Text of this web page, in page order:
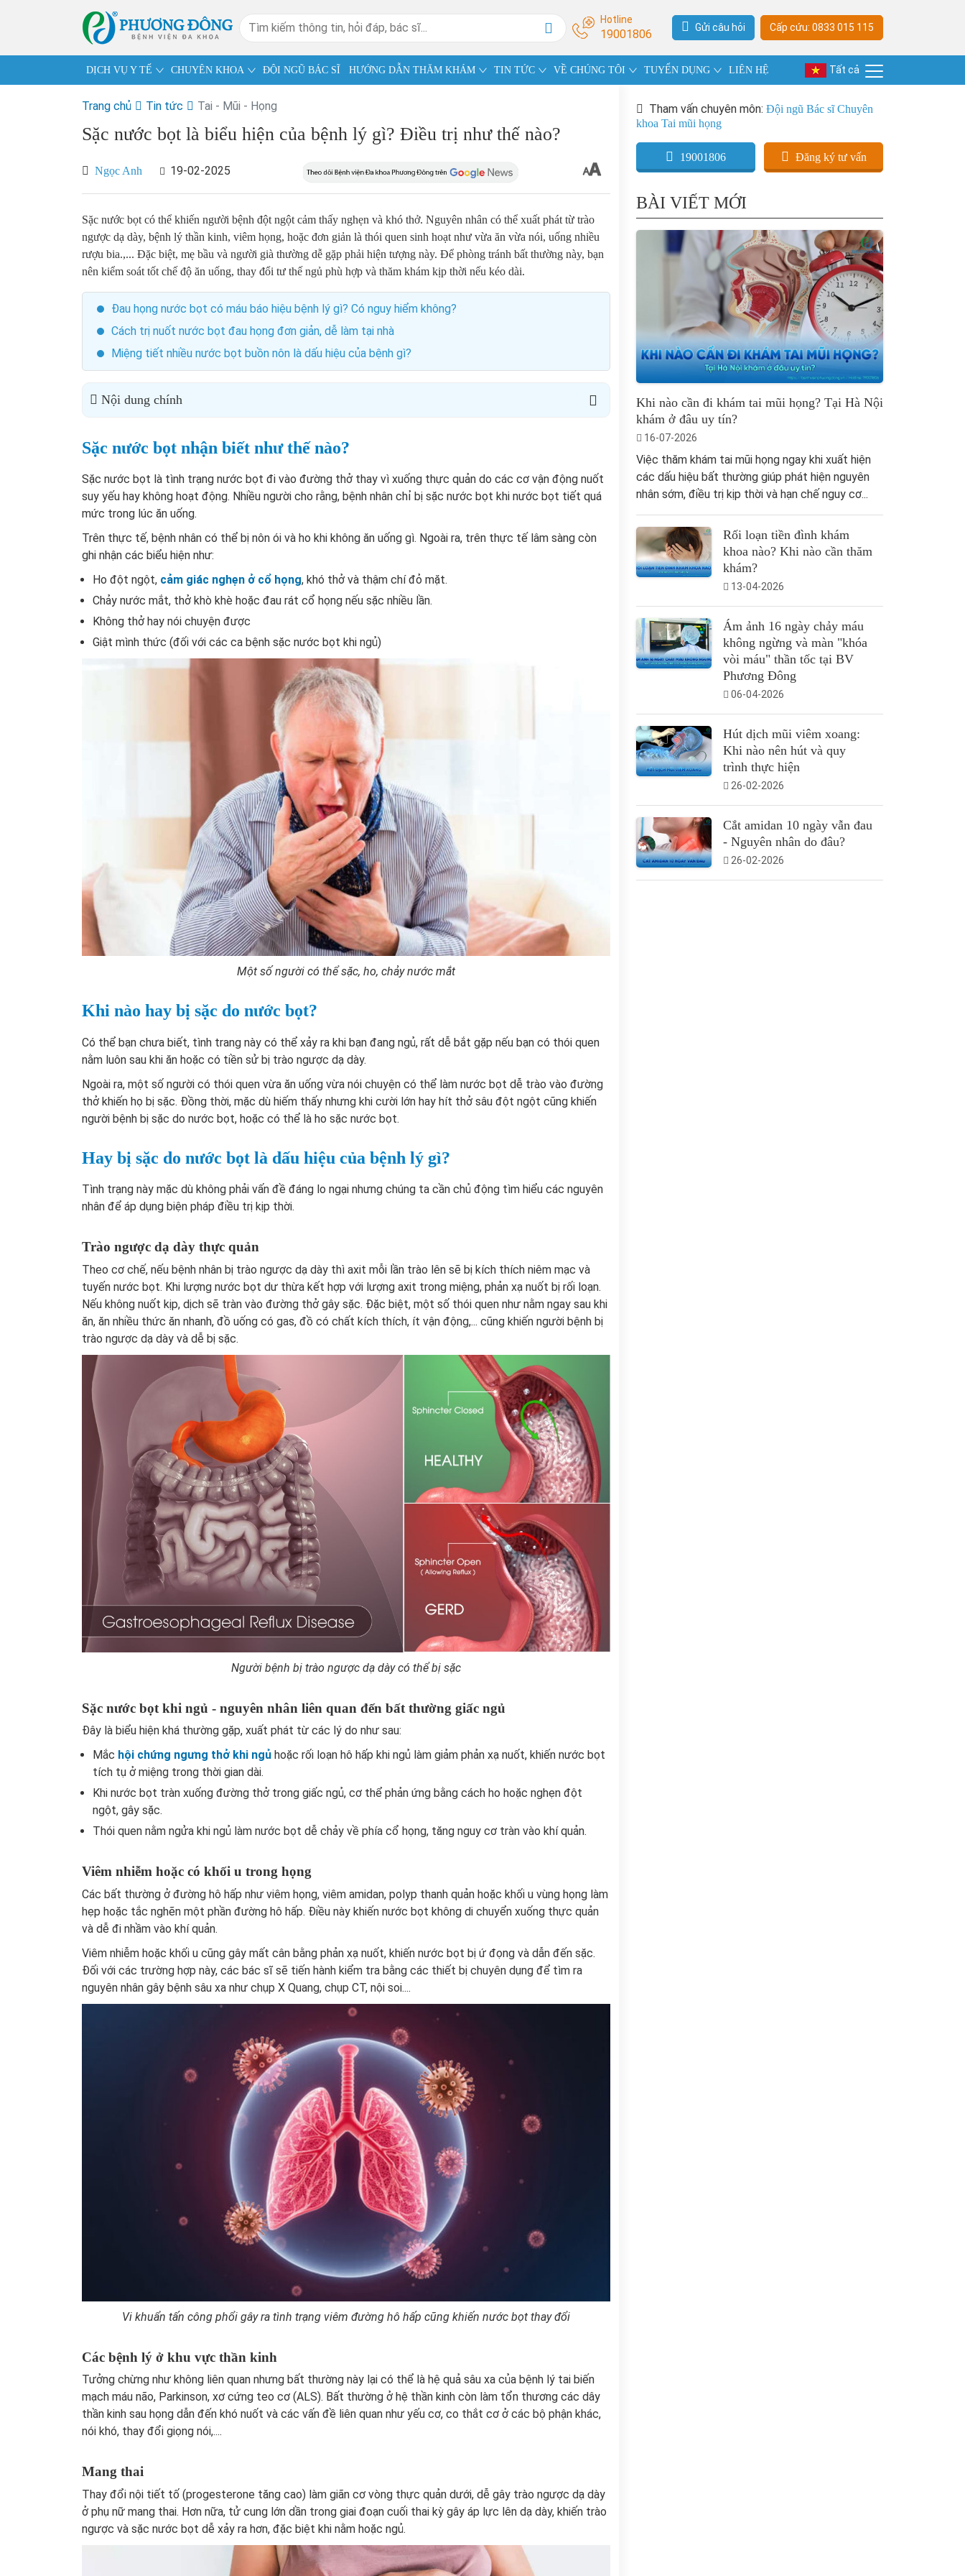
Hotline
19001806 Gửi câu hỏi Cấp cứu: 0833 015 115
DỊCH VỤ Y TẾ CHUYÊN KHOA ĐỘI NGŨ BÁC SĨ HƯỚNG DẪN THĂM KHÁM TIN TỨC VỀ CHÚNG TÔI TUYỂN DỤNG LIÊN HỆ Tất cả
Trang chủ Tin tức Tai - Mũi - Họng
Sặc nước bọt là biểu hiện của bệnh lý gì? Điều trị như thế nào?
Ngọc Anh 19-02-2025
Sặc nước bọt có thể khiến người bệnh đột ngột cảm thấy nghẹn và khó thở. Nguyên nhân có thể xuất phát từ trào
ngược dạ dày, bệnh lý thần kinh, viêm họng, hoặc đơn giản là thói quen sinh hoạt như vừa ăn vừa nói, uống nhiều
rượu bia.,... Đặc biệt, mẹ bầu và người già thường dễ gặp phải hiện tượng này. Để phòng tránh bất thường này, bạn
nên kiểm soát tốt chế độ ăn uống, thay đổi tư thế ngủ phù hợp và thăm khám kịp thời nếu kéo dài.
Đau họng nước bọt có máu báo hiệu bệnh lý gì? Có nguy hiểm không?
Cách trị nuốt nước bọt đau họng đơn giản, dễ làm tại nhà
Miệng tiết nhiều nước bọt buồn nôn là dấu hiệu của bệnh gì?
Nội dung chính
Sặc nước bọt nhận biết như thế nào?
Sặc nước bọt là tình trạng nước bọt đi vào đường thở thay vì xuống thực quản do các cơ vận động nuốt
suy yếu hay không hoạt động. Nhiều người cho rằng, bệnh nhân chỉ bị sặc nước bọt khi nước bọt tiết quá
mức trong lúc ăn uống.
Trên thực tế, bệnh nhân có thể bị nôn ói và ho khi không ăn uống gì. Ngoài ra, trên thực tế lâm sàng còn
ghi nhận các biểu hiện như:
Ho đột ngột, cảm giác nghẹn ở cổ họng, khó thở và thậm chí đỏ mặt.
Chảy nước mắt, thở khò khè hoặc đau rát cổ họng nếu sặc nhiều lần.
Không thở hay nói chuyện được
Giật mình thức (đối với các ca bệnh sặc nước bọt khi ngủ)
Một số người có thể sặc, ho, chảy nước mắt
Khi nào hay bị sặc do nước bọt?
Có thể bạn chưa biết, tình trang này có thể xảy ra khi bạn đang ngủ, rất dễ bắt gặp nếu bạn có thói quen
nằm luôn sau khi ăn hoặc có tiền sử bị trào ngược dạ dày.
Ngoài ra, một số người có thói quen vừa ăn uống vừa nói chuyện có thể làm nước bọt dễ trào vào đường
thở khiến họ bị sặc. Đồng thời, mặc dù hiếm thấy nhưng khi cười lớn hay hít thở sâu đột ngột cũng khiến
người bệnh bị sặc do nước bọt, hoặc có thể là ho sặc nước bọt.
Hay bị sặc do nước bọt là dấu hiệu của bệnh lý gì?
Tình trạng này mặc dù không phải vấn đề đáng lo ngại nhưng chúng ta cần chủ động tìm hiểu các nguyên
nhân để áp dụng biện pháp điều trị kịp thời.
Trào ngược dạ dày thực quản
Theo cơ chế, nếu bệnh nhân bị trào ngược dạ dày thì axit mỗi lần trào lên sẽ bị kích thích niêm mạc và
tuyến nước bọt. Khi lượng nước bọt dư thừa kết hợp với lượng axit trong miệng, phản xạ nuốt bị rối loạn.
Nếu không nuốt kịp, dịch sẽ tràn vào đường thở gây sặc. Đặc biệt, một số thói quen như nằm ngay sau khi
ăn, ăn nhiều thức ăn nhanh, đồ uống có gas, đồ có chất kích thích, ít vận động,... cũng khiến người bệnh bị
trào ngược dạ dày và dễ bị sặc.
Người bệnh bị trào ngược dạ dày có thể bị sặc
Sặc nước bọt khi ngủ - nguyên nhân liên quan đến bất thường giấc ngủ
Đây là biểu hiện khá thường gặp, xuất phát từ các lý do như sau:
Mắc hội chứng ngưng thở khi ngủ hoặc rối loạn hô hấp khi ngủ làm giảm phản xạ nuốt, khiến nước bọt
tích tụ ở miệng trong thời gian dài.
Khi nước bọt tràn xuống đường thở trong giấc ngủ, cơ thể phản ứng bằng cách ho hoặc nghẹn đột
ngột, gây sặc.
Thói quen nằm ngửa khi ngủ làm nước bọt dễ chảy về phía cổ họng, tăng nguy cơ tràn vào khí quản.
Viêm nhiễm hoặc có khối u trong họng
Các bất thường ở đường hô hấp như viêm họng, viêm amidan, polyp thanh quản hoặc khối u vùng họng làm
hẹp hoặc tắc nghẽn một phần đường hô hấp. Điều này khiến nước bọt không di chuyển xuống thực quản
và dễ đi nhầm vào khí quản.
Viêm nhiễm hoặc khối u cũng gây mất cân bằng phản xạ nuốt, khiến nước bọt bị ứ đọng và dẫn đến sặc.
Đối với các trường hợp này, các bác sĩ sẽ tiến hành kiểm tra bằng các thiết bị chuyên dụng để tìm ra
nguyên nhân gây bệnh sâu xa như chụp X Quang, chụp CT, nội soi....
Vi khuẩn tấn công phổi gây ra tình trạng viêm đường hô hấp cũng khiến nước bọt thay đổi
Các bệnh lý ở khu vực thần kinh
Tưởng chừng như không liên quan nhưng bất thường này lại có thể là hệ quả sâu xa của bệnh lý tai biến
mạch máu não, Parkinson, xơ cứng teo cơ (ALS). Bất thường ở hệ thần kinh còn làm tổn thương các dây
thần kinh sau họng dẫn đến khó nuốt và các vấn đề liên quan như yếu cơ, co thắt cơ ở các bộ phận khác,
nói khó, thay đổi giọng nói,....
Mang thai
Thay đổi nội tiết tố (progesterone tăng cao) làm giãn cơ vòng thực quản dưới, dễ gây trào ngược dạ dày
ở phụ nữ mang thai. Hơn nữa, tử cung lớn dần trong giai đoạn cuối thai kỳ gây áp lực lên dạ dày, khiến trào
ngược và sặc nước bọt dễ xảy ra hơn, đặc biệt khi nằm hoặc ngủ.
Tham vấn chuyên môn: Đội ngũ Bác sĩ Chuyên
khoa Tai mũi họng
19001806 Đăng ký tư vấn
BÀI VIẾT MỚI
Khi nào cần đi khám tai mũi họng? Tại Hà Nội
khám ở đâu uy tín?
16-07-2026
Việc thăm khám tai mũi họng ngay khi xuất hiện
các dấu hiệu bất thường giúp phát hiện nguyên
nhân sớm, điều trị kịp thời và hạn chế nguy cơ...
Rối loạn tiền đình khám
khoa nào? Khi nào cần thăm
khám?
13-04-2026
Ám ảnh 16 ngày chảy máu
không ngừng và màn "khóa
vòi máu" thần tốc tại BV
Phương Đông
06-04-2026
Hút dịch mũi viêm xoang:
Khi nào nên hút và quy
trình thực hiện
26-02-2026
Cắt amidan 10 ngày vẫn đau
- Nguyên nhân do đâu?
26-02-2026